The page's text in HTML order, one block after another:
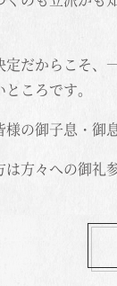
定だからこそ、
ころです。
の御子息・御
方々への御礼